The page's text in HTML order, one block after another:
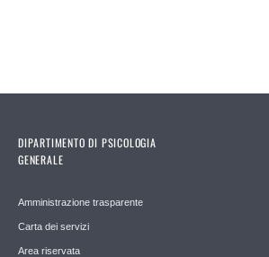
DIPARTIMENTO DI PSICOLOGIA
GENERALE
Amministrazione trasparente
Carta dei servizi
Area riservata